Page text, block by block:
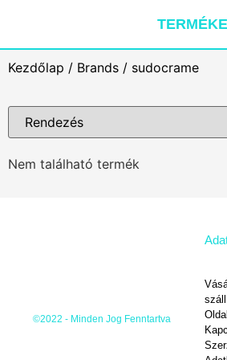
Kezdőlap / Brands / sudocrame
Nem található termék
©2022 - Minden Jog Fenntartva